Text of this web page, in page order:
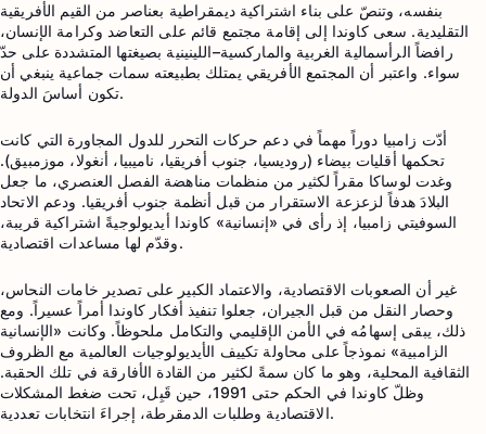
بنفسه، وتنصّ على بناء اشتراكية ديمقراطية بعناصر من القيم الأفريقية
التقليدية. سعى كاوندا إلى إقامة مجتمع قائم على التعاضد وكرامة الإنسان،
رافضاً الرأسمالية الغربية والماركسية–اللينينية بصيغتها المتشددة على حدّ
سواء. واعتبر أن المجتمع الأفريقي يمتلك بطبيعته سمات جماعية ينبغي أن
تكون أساسَ الدولة.
أدّت زامبيا دوراً مهماً في دعم حركات التحرر للدول المجاورة التي كانت
تحكمها أقليات بيضاء (روديسيا، جنوب أفريقيا، ناميبيا، أنغولا، موزمبيق).
وغدت لوساكا مقراً لكثير من منظمات مناهضة الفصل العنصري، ما جعل
البلادَ هدفاً لزعزعة الاستقرار من قبل أنظمة جنوب أفريقيا. ودعم الاتحاد
السوفيتي زامبيا، إذ رأى في «إنسانية» كاوندا أيديولوجيةً اشتراكية قريبة،
وقدّم لها مساعدات اقتصادية.
غير أن الصعوبات الاقتصادية، والاعتماد الكبير على تصدير خامات النحاس،
وحصار النقل من قبل الجيران، جعلوا تنفيذ أفكار كاوندا أمراً عسيراً. ومع
ذلك، يبقى إسهامُه في الأمن الإقليمي والتكامل ملحوظاً. وكانت «الإنسانية
الزامبية» نموذجاً على محاولة تكييف الأيديولوجيات العالمية مع الظروف
الثقافية المحلية، وهو ما كان سمةً لكثير من القادة الأفارقة في تلك الحقبة.
وظلّ كاوندا في الحكم حتى 1991، حين قَبِل، تحت ضغط المشكلات
الاقتصادية وطلبات الدمقرطة، إجراءَ انتخابات تعددية.